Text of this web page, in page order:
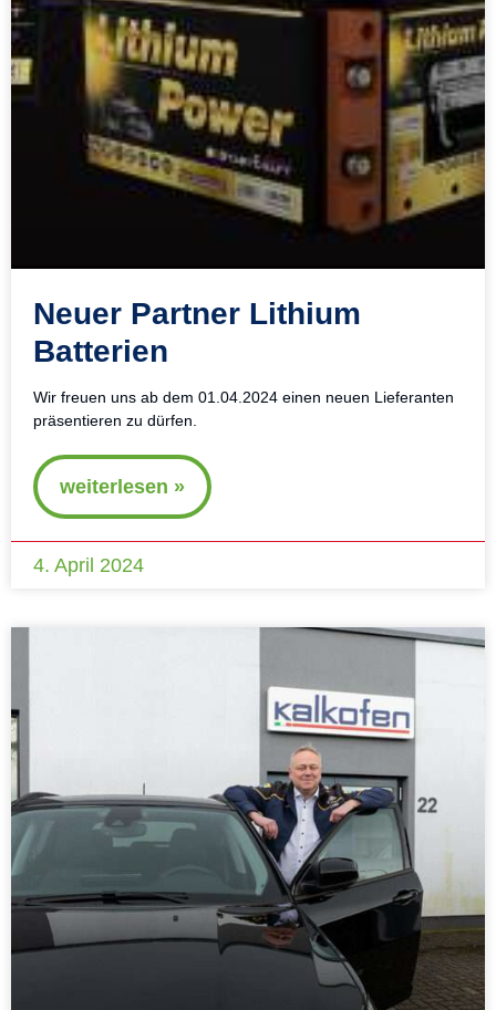
Neuer Partner Lithium
Batterien
Wir freuen uns ab dem 01.04.2024 einen neuen Lieferanten
präsentieren zu dürfen.
weiterlesen »
4. April 2024